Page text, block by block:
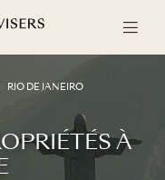
RIO DE JANEIRO
À